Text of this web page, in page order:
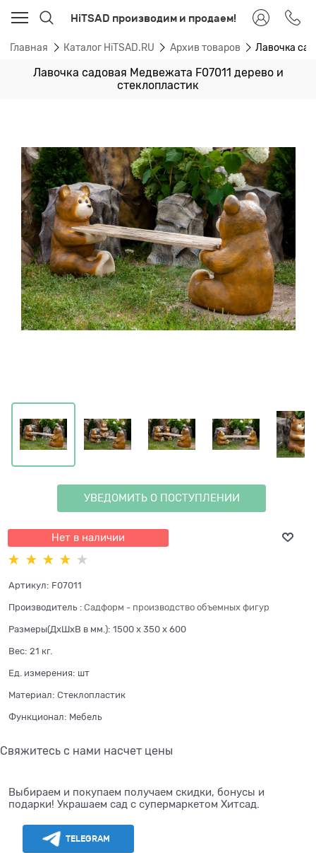
HiTSAD производим и продаем!
Главная Каталог HiTSAD.RU Архив товаров Лавочка
Лавочка садовая Медвежата F07011 дерево и
стеклопластик
УВЕДОМИТЬ О ПОСТУПЛЕНИИ
Нет в наличии
Артикул: F07011
Производитель : Садформ - производство объемных фигур
Размеры(ДхШхВ в мм.): 1500 x 350 x 600
Вес: 21 кг.
Ед. измерения: шт
Материал: Стеклопластик
Функционал: Мебель
Свяжитесь с нами насчет цены
Выбираем и покупаем получаем скидки, бонусы и
подарки! Украшаем сад с супермаркетом Хитсад.
TELEGRAM